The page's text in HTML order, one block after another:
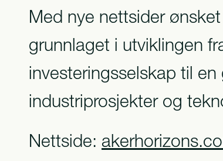
Med nye nettsider
grunnlaget i utviklingen
investeringsselskap til
industriprosjekter og
Nettside: